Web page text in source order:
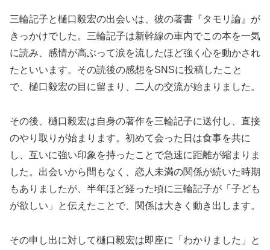
三輪記子と樋口毅宏の出会いは、彼の著書『タモリ論』が
きっかけでした。三輪記子は新幹線の車内でこの本を一気
に読み、感情が高ぶって涙を流したほど強く心を動かされ
たといいます。その読後の感想をSNSに投稿したこと
で、樋口毅宏の目に留まり、二人の交流が始まりました。
その後、樋口毅宏は自身の著作を三輪記子に送付し、直接
のやり取りが始まります。初めて会った日は食事を共に
し、互いに強い印象を持ったことで急速に距離が縮まりま
した。出会いから間もなく、恋人未満の関係が続いた時期
もありましたが、半年ほど経った頃に三輪記子が「子ども
が欲しい」と伝えたことで、関係は大きく動き出します。
その申し出に対して樋口毅宏は即座に「わかりました」と